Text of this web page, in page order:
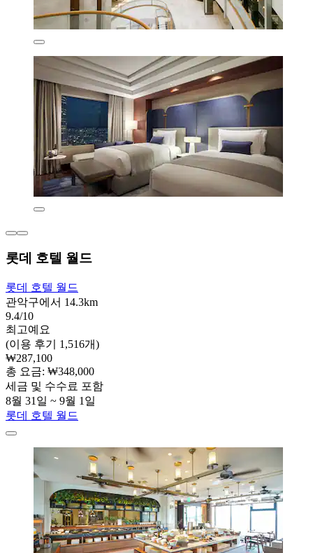
롯데 호텔 월드
롯데 호텔 월드
관악구에서 14.3km
9.4/10
최고예요
(이용 후기 1,516개)
₩287,100
총 요금: ₩348,000
세금 및 수수료 포함
8월 31일 ~ 9월 1일
롯데 호텔 월드